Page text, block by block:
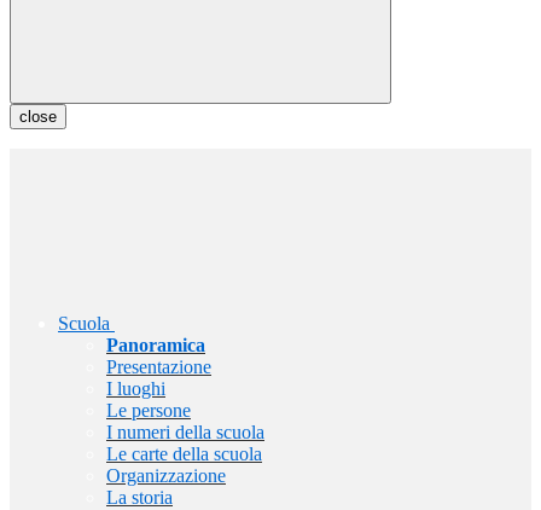
close
Scuola
Panoramica
Presentazione
I luoghi
Le persone
I numeri della scuola
Le carte della scuola
Organizzazione
La storia